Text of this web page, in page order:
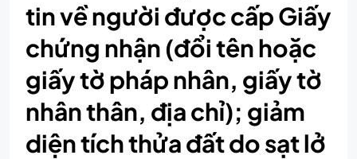
tin về người được cấp Giấy
chứng nhận (đổi tên hoặc
giấy tờ pháp nhân, giấy tờ
nhân thân, địa chỉ); giảm
diện tích thửa đất do sạt lở